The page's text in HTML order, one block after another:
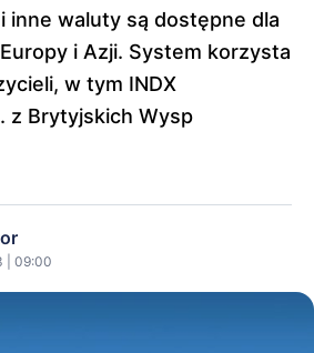
inne waluty są dostępne dla
i Azji. System korzysta
w tym INDX
z Brytyjskich Wysp
| 09:00